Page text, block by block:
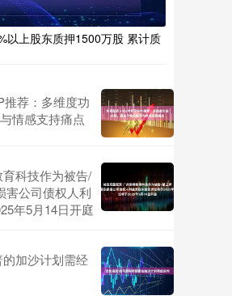
以上股东质押1500万股 累计质
推荐：多维度功
情感支持痛点
科技作为被告/
害公司债权人利
年5月14日开庭
加沙计划需经